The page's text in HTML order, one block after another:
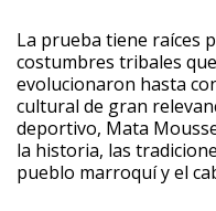
La prueba tiene raíces
costumbres tribales
evolucionaron hasta
cultural de gran
deportivo, Mata
la historia, las
pueblo marroquí y el